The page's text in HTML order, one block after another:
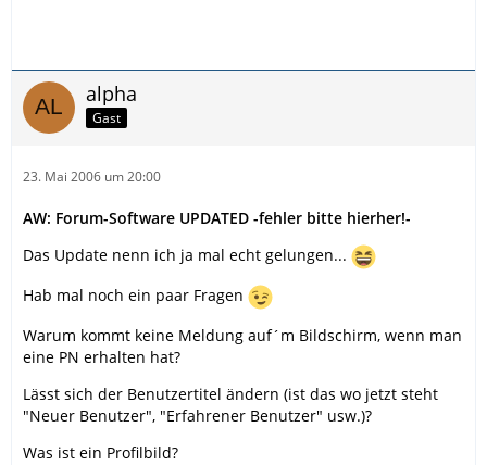
alpha
Gast
23. Mai 2006 um 20:00
AW: Forum-Software UPDATED -fehler bitte hierher!-
Das Update nenn ich ja mal echt gelungen...
Hab mal noch ein paar Fragen
Warum kommt keine Meldung auf´m Bildschirm, wenn man
eine PN erhalten hat?
Lässt sich der Benutzertitel ändern (ist das wo jetzt steht
"Neuer Benutzer", "Erfahrener Benutzer" usw.)?
Was ist ein Profilbild?